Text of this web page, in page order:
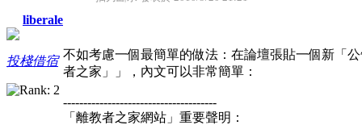
liberale
投棧借宿
不如考慮一個最簡單的做法：在論壇張貼一個新「
者之家」」，內文可以非常簡單：
--------------------------------------
「離教者之家網站」重要聲明：